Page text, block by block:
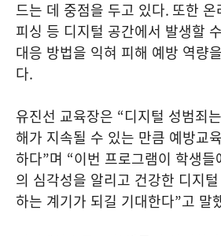
드는 데 중점을 두고 있다. 또한 온
피싱 등 디지털 공간에서 발생할
대응 방법을 익혀 피해 예방 역량
다.
유진선 교육장은 “디지털 성범죄
해가 지속될 수 있는 만큼 예방교
하다”며 “이번 프로그램이 학생
의 심각성을 알리고 건강한 디지
하는 계기가 되길 기대한다”고 말